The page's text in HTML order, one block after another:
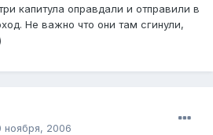
капитула оправдали и отправили в
Не важно что они там сгинули,
ноября, 2006